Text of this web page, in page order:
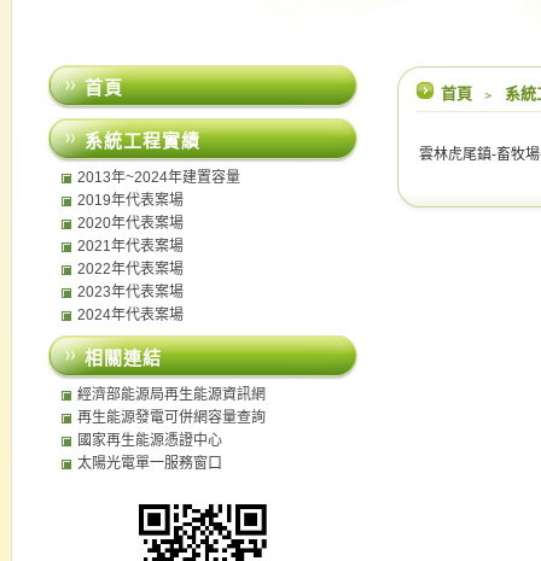
首頁 ﹥ 系
雲林虎尾鎮-畜牧
首頁
系統工程實績
2013年~2024年建置容量
2019年代表案場
2020年代表案場
2021年代表案場
2022年代表案場
2023年代表案場
2024年代表案場
相關連結
經濟部能源局再生能源資訊網
再生能源發電可併網容量查詢
國家再生能源憑證中心
太陽光電單一服務窗口